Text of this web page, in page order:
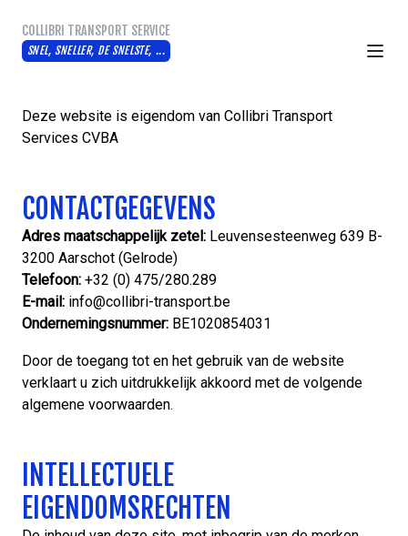
COLLIBRI TRANSPORT SERVICE
SNEL, SNELLER, DE SNELSTE, ...
Deze website is eigendom van Collibri Transport
Services CVBA
CONTACTGEGEVENS
Adres maatschappelijk zetel: Leuvensesteenweg 639 B-
3200 Aarschot (Gelrode)
Telefoon: +32 (0) 475/280.289
E-mail: info@collibri-transport.be
Ondernemingsnummer: BE1020854031
Door de toegang tot en het gebruik van de website
verklaart u zich uitdrukkelijk akkoord met de volgende
algemene voorwaarden.
INTELLECTUELE
EIGENDOMSRECHTEN